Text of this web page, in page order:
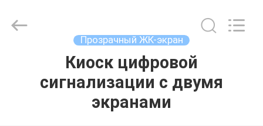
ПРОДУКТЫ
Interactive
Technology
Прозрачный ЖК-экран
Киоск цифровой
сигнализации с двумя
экранами